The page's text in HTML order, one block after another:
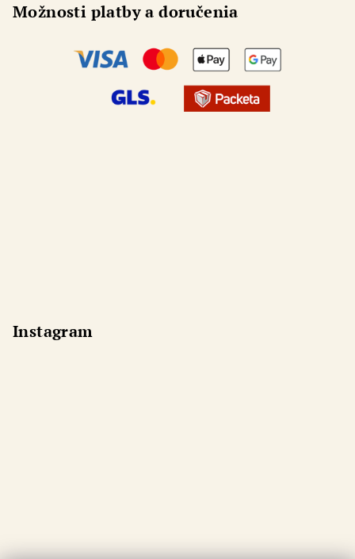
Možnosti platby a doručenia
Instagram